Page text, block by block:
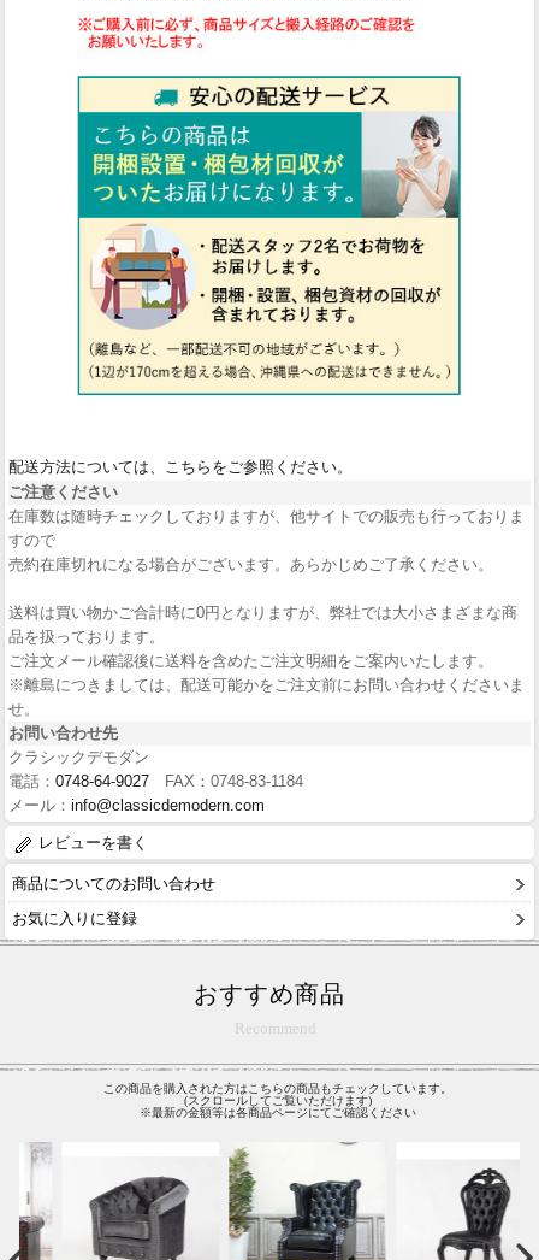
配送方法については、こちらをご参照ください。
ご注意ください
在庫数は随時チェックしておりますが、他サイトでの販売も行っておりま
すので
売約在庫切れになる場合がございます。あらかじめご了承ください。
送料は買い物かご合計時に0円となりますが、弊社では大小さまざまな商
品を扱っております。
ご注文メール確認後に送料を含めたご注文明細をご案内いたします。
※離島につきましては、配送可能かをご注文前にお問い合わせくださいま
せ。
お問い合わせ先
クラシックデモダン
電話： 0748-64-9027 FAX：0748-83-1184
メール： info@classicdemodern.com
レビューを書く
商品についてのお問い合わせ
お気に入りに登録
おすすめ商品
Recommend
この商品を購入された方はこちらの商品もチェックしています。
(スクロールしてご覧いただけます)
※最新の金額等は各商品ページにてご確認ください